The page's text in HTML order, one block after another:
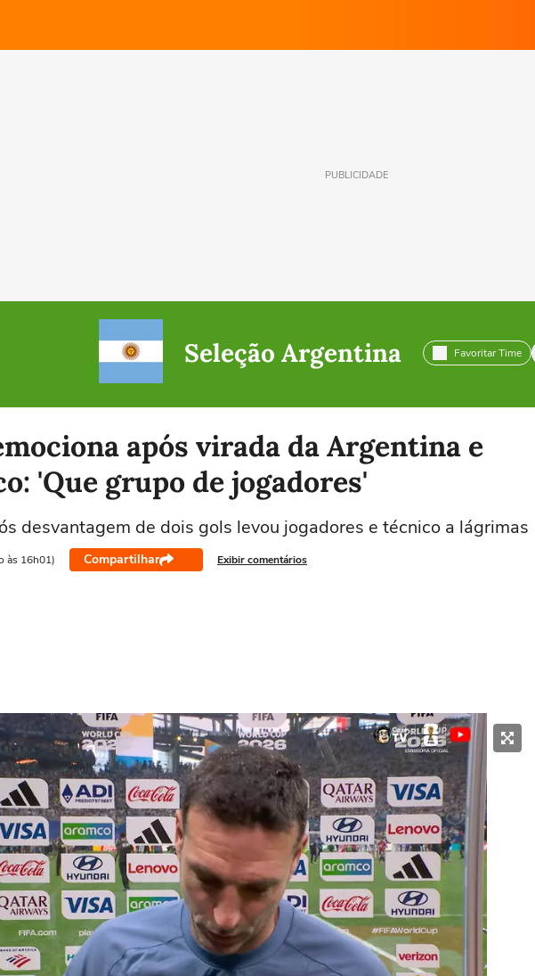
PUBLICIDADE
Seleção Argentina Favoritar Time
após virada da Argentina e
'Que grupo de jogadores'
desvantagem de dois gols levou jogadores e técnico a lágrimas
às 16h01) Compartilhar Exibir comentários